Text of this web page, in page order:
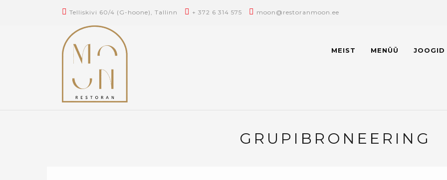
Telliskivi 60/4 (G-hoone), Tallinn + 372 6 314 575 moon@restoranmoon.ee
MEIST MENÜÜ JOOGID
GRUPIBRONEERING